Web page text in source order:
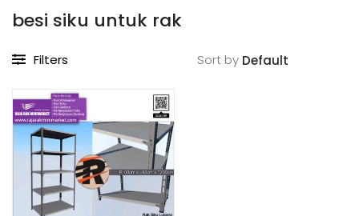
besi siku untuk rak
Filters Sort by